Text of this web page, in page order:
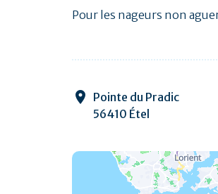
Pour les nageurs non
Pointe du Pradic
56410 Étel